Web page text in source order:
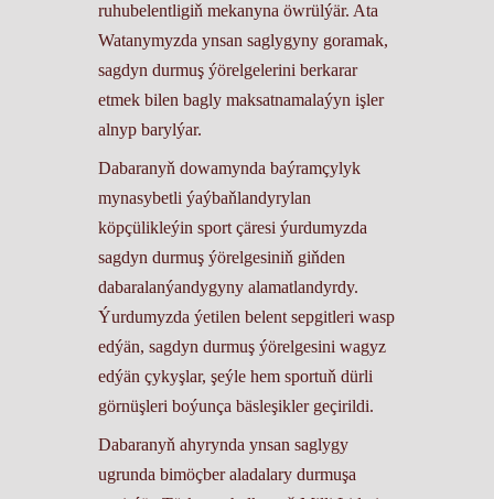
ruhubelentligiň mekanyna öwrülýär. Ata
Watanymyzda ynsan saglygyny goramak,
sagdyn durmuş ýörelgelerini berkarar
etmek bilen bagly maksatnamalaýyn işler
alnyp barylýar.
Dabaranyň dowamynda baýramçylyk
mynasybetli ýaýbaňlandyrylan
köpçülikleýin sport çäresi ýurdumyzda
sagdyn durmuş ýörelgesiniň giňden
dabaralanýandygyny alamatlandyrdy.
Ýurdumyzda ýetilen belent sepgitleri wasp
edýän, sagdyn durmuş ýörelgesini wagyz
edýän çykyşlar, şeýle hem sportuň dürli
görnüşleri boýunça bäsleşikler geçirildi.
Dabaranyň ahyrynda ynsan saglygy
ugrunda bimöçber aladalary durmuşa